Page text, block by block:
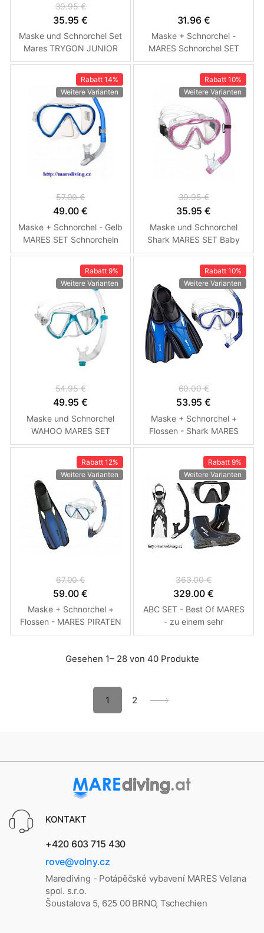
39.95 €
35.95 €
Maske und Schnorchel Set
Mares TRYGON JUNIOR
COMBO Růžová
31.96 €
Maske + Schnorchel -
MARES Schnorchel SET
ENERGY VENTO White -
Bubbles
Rabatt 14%
Weitere Varianten
57.00 €
49.00 €
Maske + Schnorchel - Gelb
MARES SET Schnorcheln
Rabatt 10%
Weitere Varianten
39.95 €
35.95 €
Maske und Schnorchel
Shark MARES SET Baby
Pink
Rabatt 9%
Weitere Varianten
54.95 €
49.95 €
Maske und Schnorchel
WAHOO MARES SET
Turquoise
Rabatt 10%
Weitere Varianten
60.00 €
53.95 €
Maske + Schnorchel +
Flossen - Shark MARES
SET - Kinder Rosa 31/33
Rabatt 12%
Weitere Varianten
67.00 €
59.00 €
Maske + Schnorchel +
Flossen - MARES PIRATEN
SET - Junior Blau 27/30
Rabatt 9%
Weitere Varianten
363.00 €
329.00 €
ABC SET - Best Of MARES
- zu einem sehr
erschwinglichen Preis
Gesehen 1– 28 von 40 Produkte
1 2
KONTAKT
+420 603 715 430
rove@volny.cz
Marediving - Potápěčské vybavení MARES Velana
spol. s.r.o.
Šoustalova 5, 625 00 BRNO, Tschechien